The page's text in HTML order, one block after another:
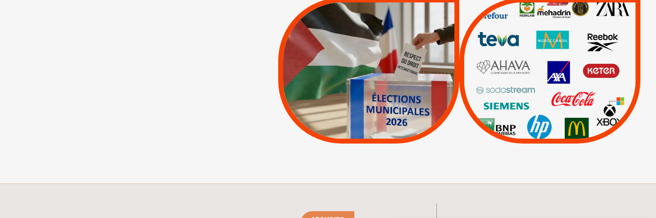
MUNICIPALES 2026 :
JE VOTE POUR LE
RESPECT DU DROIT
INTERNATIONAL EN
PALESTINE
APPELS | Actus |
Espaces Sans
Apartheid
| Lettres d'interpellation
QUE BOYCOTTER ?
Actus | Ahava
Carrefour HP
Keter |
Livres et brochures
Mehadrin | PUMA |
Sodastream
Visuels, tracts,
affiches,...